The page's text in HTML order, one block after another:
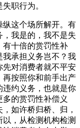
职行为。
这个场所解开。有
我是的，我不是失
有十倍的赏罚性补
我承担义务岂不？我
先对消费者就不平安
再按照你和前手出产
违约义务，也就是你
的赏罚性补偿义
如许桥归桥、归，
，从检测机构检测